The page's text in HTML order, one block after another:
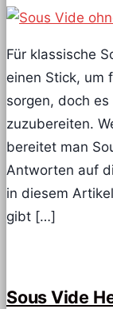
Für klassische
einen Stick, um
sorgen, doch
zuzubereiten.
bereitet man
Antworten auf
in diesem
gibt […]
Sous Vide